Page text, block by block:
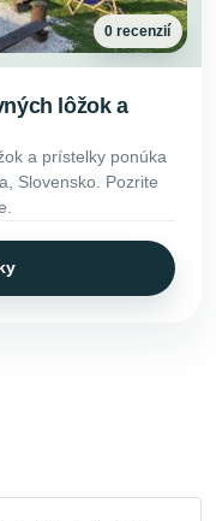
0 recenzií
lôžok a
a prístelky ponúka
Slovensko. Pozrite